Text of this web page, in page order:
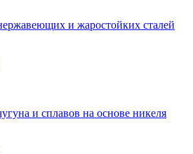
и жаростойких сталей
и сплавов на основе никеля